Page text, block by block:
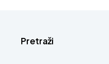
Pretraži